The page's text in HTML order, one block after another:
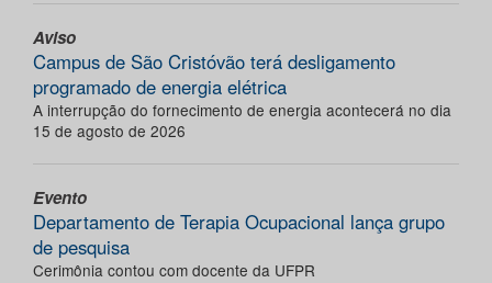
Aviso
Campus de São Cristóvão terá desligamento
programado de energia elétrica
A interrupção do fornecimento de energia acontecerá no dia
15 de agosto de 2026
Evento
Departamento de Terapia Ocupacional lança grupo
de pesquisa
Cerimônia contou com docente da UFPR